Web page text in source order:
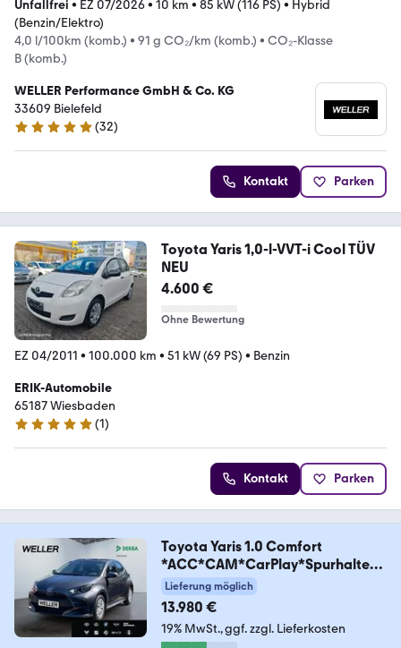
Unfallfrei • EZ 07/2026• 10 km • 85 kW (116 PS) • Hybrid
(Benzin/Elektro)
4,0 l/100km (komb.) • 91 g CO₂/km (komb.) • CO₂-Klasse
B (komb.)
WELLER Performance GmbH & Co. KG
33609 Bielefeld
5 Sterne
(32)
Kontakt Parken
Toyota Yaris 1,0-l-VVT-i Cool TÜV
NEU
4.600 €
Ohne Bewertung
EZ 04/2011 • 100.000 km • 51 kW (69 PS) • Benzin
ERIK-Automobile
65187 Wiesbaden
5 Sterne
(1)
Kontakt Parken
Toyota Yaris 1.0 Comfort
*ACC*CAM*CarPlay*Spurhalteas
s*
Lieferung möglich
13.980 €
19% MwSt. ggf. zzgl. Lieferkosten